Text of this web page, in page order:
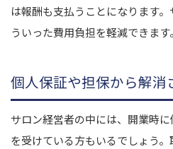
は報酬も支払うことになります
ういった費用負担を軽減できます。
個人保証や担保から解消
サロン経営者の中には、開業時
を受けている方もいるでしょう